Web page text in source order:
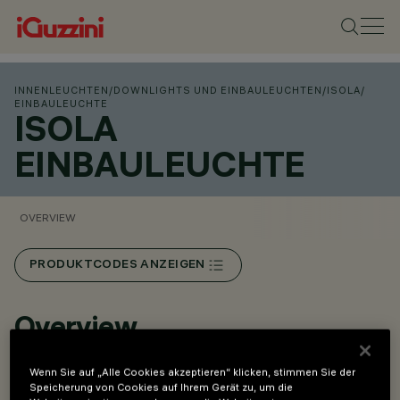
INNENLEUCHTEN /DOWNLIGHTS UND EINBAULEUCHTEN /ISOLA/
EINBAULEUCHTE
ISOLA
EINBAULEUCHTE
OVERVIEW
PRODUKTCODES ANZEIGEN
Overview
Wenn Sie auf „Alle Cookies akzeptieren“ klicken, stimmen Sie der
Speicherung von Cookies auf Ihrem Gerät zu, um die